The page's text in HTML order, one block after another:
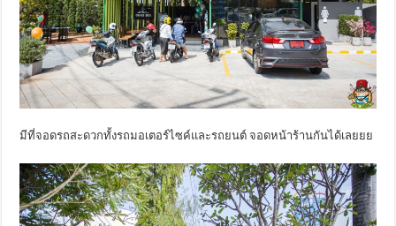
มีที่จอดรถสะดวกทั้งรถมอเตอร์ไซค์และรถยนต์ จอดหน้าร้านกันได้เลยยย